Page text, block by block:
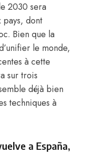
2030 sera
pays, dont
Bien que la
le monde,
à cette
sur trois
déjà bien
techniques à
a España,